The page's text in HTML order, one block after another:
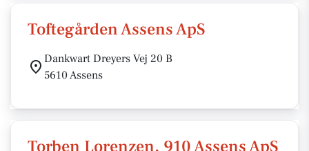
Toftegården Assens ApS
Dankwart Dreyers Vej 20 B
5610 Assens
Torben Lorenzen, 910 Assens ApS